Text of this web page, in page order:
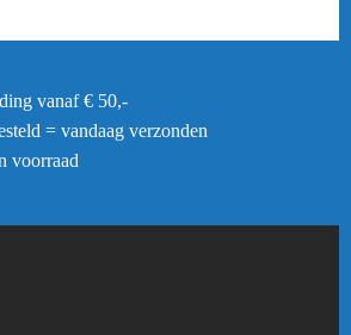
vanaf € 50,-
= vandaag verzonden
voorraad